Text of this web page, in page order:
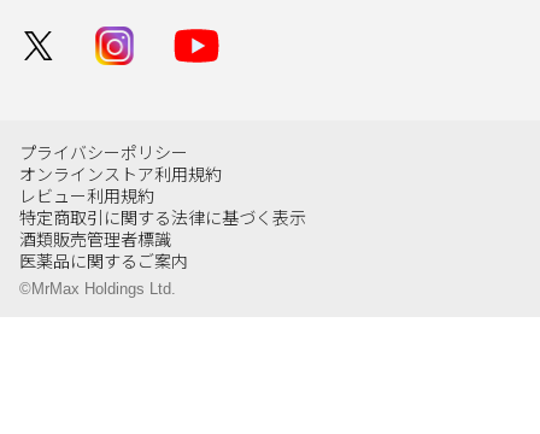
プライバシーポリシー
オンラインストア利用規約
レビュー利用規約
特定商取引に関する法律に基づく表示
酒類販売管理者標識
医薬品に関するご案内
©MrMax Holdings Ltd.